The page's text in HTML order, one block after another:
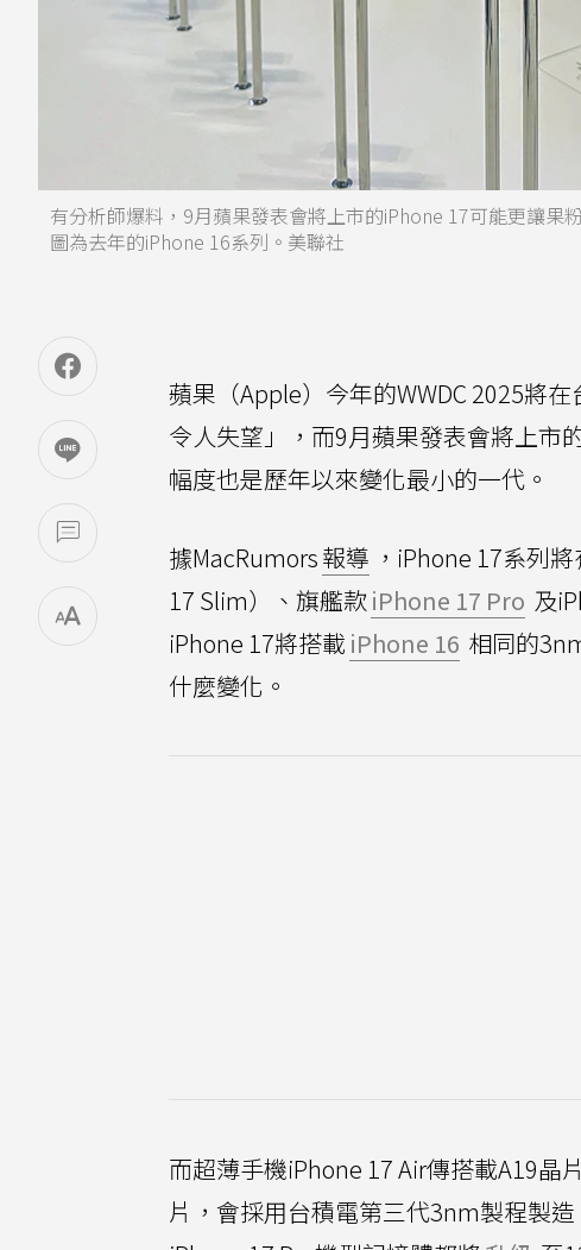
有分析師爆料，9月蘋果發表會將上市的iPhone 17可能更讓
圖為去年的iPhone 16系列。美聯社
蘋果（Apple）今年的WWDC 2025將
令人失望」，而9月蘋果發表會將上市
幅度也是歷年以來變化最小的一代。
據MacRumors報導 ，iPhone 17系列
17 Slim）、旗艦款iPhone 17 Pro 及
iPhone 17將搭載 iPhone 16 相同的
什麼變化。
而超薄手機iPhone 17 Air傳搭載A19晶
片，會採用台積電第三代3nm製程製